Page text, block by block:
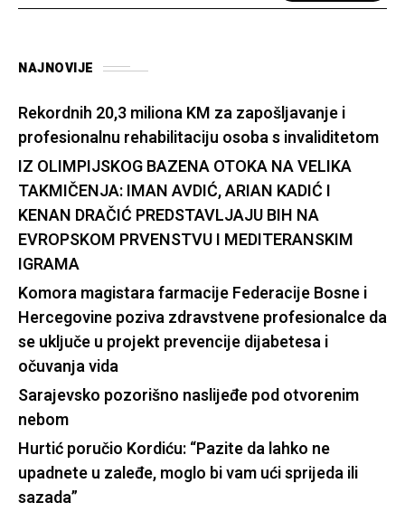
NAJNOVIJE
Rekordnih 20,3 miliona KM za zapošljavanje i
profesionalnu rehabilitaciju osoba s invaliditetom
IZ OLIMPIJSKOG BAZENA OTOKA NA VELIKA
TAKMIČENJA: IMAN AVDIĆ, ARIAN KADIĆ I
KENAN DRAČIĆ PREDSTAVLJAJU BIH NA
EVROPSKOM PRVENSTVU I MEDITERANSKIM
IGRAMA
Komora magistara farmacije Federacije Bosne i
Hercegovine poziva zdravstvene profesionalce da
se uključe u projekt prevencije dijabetesa i
očuvanja vida
Sarajevsko pozorišno naslijeđe pod otvorenim
nebom
Hurtić poručio Kordiću: “Pazite da lahko ne
upadnete u zaleđe, moglo bi vam ući sprijeda ili
sazada”